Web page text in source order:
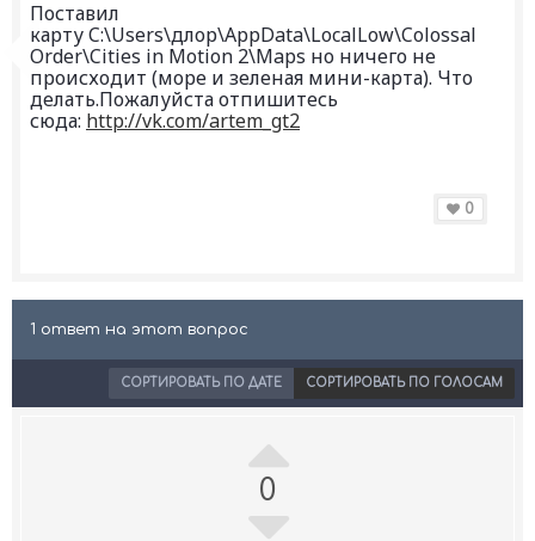
Поставил
карту C:\Users\длор\AppData\LocalLow\Colossal
Order\Cities in Motion 2\Maps но ничего не
происходит (море и зеленая мини-карта). Что
делать.Пожалуйста отпишитесь
сюда: http://vk.com/artem_gt2
0
1 ответ на этот вопрос
СОРТИРОВАТЬ ПО ГОЛОСАМ
СОРТИРОВАТЬ ПО ДАТЕ
0